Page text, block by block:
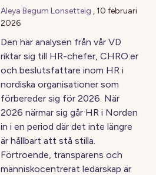
Aleya Begum Lonsetteig ,10 februari
2026
Den här analysen från vår VD
riktar sig till HR-chefer, CHRO:er
och beslutsfattare inom HR i
nordiska organisationer som
förbereder sig för 2026. När
2026 närmar sig går HR i Norden
in i en period där det inte längre
är hållbart att stå stilla.
Förtroende, transparens och
människocentrerat ledarskap är